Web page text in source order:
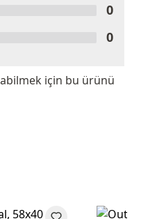
0
0
için bu ürünü